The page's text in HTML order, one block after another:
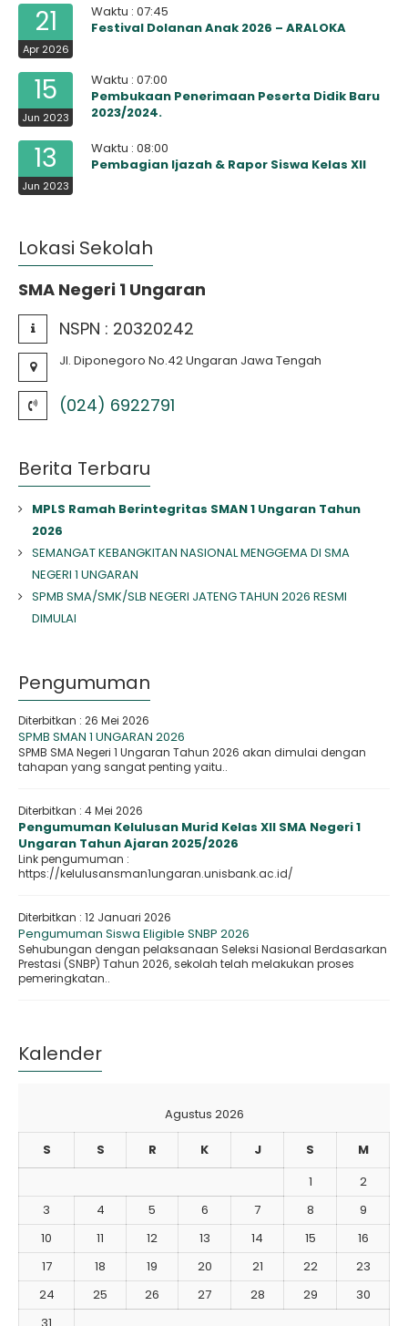
21
Apr 2026
Waktu : 07:45
Festival Dolanan Anak 2026 – ARALOKA
15
Jun 2023
Waktu : 07:00
Pembukaan Penerimaan Peserta Didik Baru
2023/2024.
13
Jun 2023
Waktu : 08:00
Pembagian Ijazah & Rapor Siswa Kelas XII
Lokasi Sekolah
SMA Negeri 1 Ungaran
NSPN : 20320242
Jl. Diponegoro No.42 Ungaran Jawa Tengah
(024) 6922791
Berita Terbaru
MPLS Ramah Berintegritas SMAN 1 Ungaran Tahun
2026
SEMANGAT KEBANGKITAN NASIONAL MENGGEMA DI SMA
NEGERI 1 UNGARAN
SPMB SMA/SMK/SLB NEGERI JATENG TAHUN 2026 RESMI
DIMULAI
Pengumuman
Diterbitkan : 26 Mei 2026
SPMB SMAN 1 UNGARAN 2026
SPMB SMA Negeri 1 Ungaran Tahun 2026 akan dimulai dengan
tahapan yang sangat penting yaitu..
Diterbitkan : 4 Mei 2026
Pengumuman Kelulusan Murid Kelas XII SMA Negeri 1
Ungaran Tahun Ajaran 2025/2026
Link pengumuman :
https://kelulusansman1ungaran.unisbank.ac.id/
Diterbitkan : 12 Januari 2026
Pengumuman Siswa Eligible SNBP 2026
Sehubungan dengan pelaksanaan Seleksi Nasional Berdasarkan
Prestasi (SNBP) Tahun 2026, sekolah telah melakukan proses
pemeringkatan..
Kalender
Agustus 2026
S S R K J S
M
1
2
3
4 5 6 7 8
9
10
11 12 13 14 15
16
17
18 19 20 21 22
23
24
25 26 27 28 29
30
31